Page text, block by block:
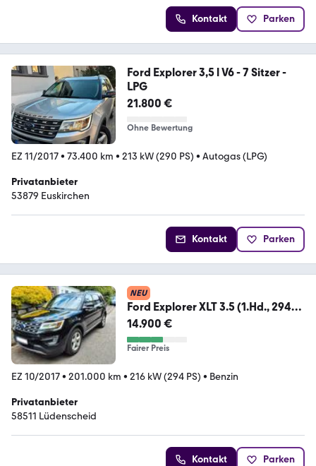
Kontakt Parken
Ford Explorer 3,5 l V6 - 7 Sitzer -
LPG
21.800 €
Ohne Bewertung
EZ 11/2017• 73.400 km • 213 kW (290 PS) • Autogas (LPG)
Privatanbieter
53879 Euskirchen
Kontakt Parken
NEU
Ford Explorer XLT 3.5 (1.Hd., 294
PS)
14.900 €
Fairer Preis
EZ 10/2017• 201.000 km • 216 kW (294 PS) • Benzin
Privatanbieter
58511 Lüdenscheid
Kontakt Parken